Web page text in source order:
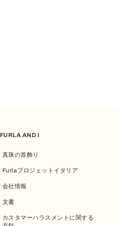
FURLA AND I
真珠の首飾り
Furlaプロジェットイタリア
会社情報
文書
カスタマーハラスメントに関する